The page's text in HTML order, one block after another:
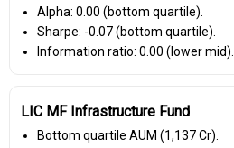
Alpha: 0.00 (bottom quartile).
Sharpe: -0.07 (bottom quartile).
Information ratio: 0.00 (lower mid).
LIC MF Infrastructure Fund
Bottom quartile AUM (₹1,137 Cr).